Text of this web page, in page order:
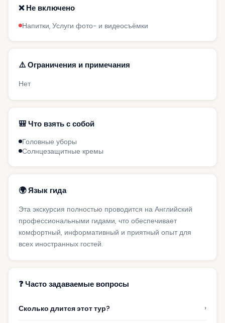
❌ Не включено
Напитки, Услуги фото- и видеосъёмки
⚠️ Ограничения и примечания
Нет
🎒 Что взять с собой
Головные уборы
Солнцезащитные кремы
🌍 Язык гида
Эта экскурсия полностью проводится на Английский
профессиональными гидами, что обеспечивает
комфортный, информативный и приятный опыт для
всех иностранных гостей.
❓ Часто задаваемые вопросы
Сколько длится этот тур? ›